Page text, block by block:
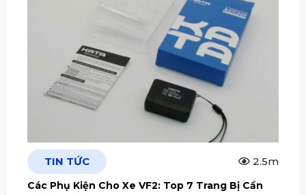
TIN TỨC 2.5m
Các Phụ Kiện Cho Xe VF2: Top 7 Trang Bị Cần